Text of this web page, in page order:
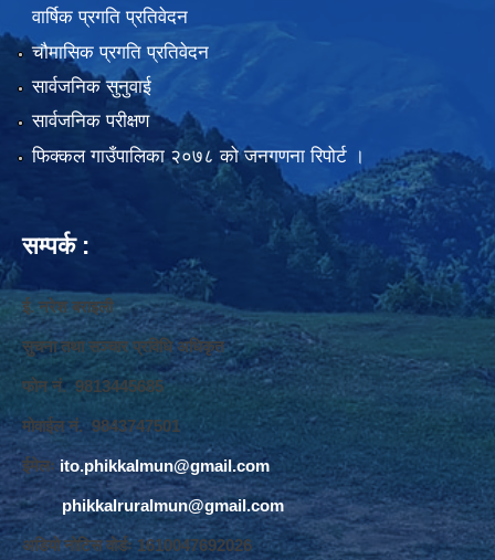
वार्षिक प्रगति प्रतिवेदन
चौमासिक प्रगति प्रतिवेदन
सार्वजनिक सुनुवाई
सार्वजनिक परीक्षण
फिक्कल गाउँपालिका २०७८ को जनगणना रिपोर्ट ।
सम्पर्क :
ई. नरेश बराइली
सुचना तथा सञ्‍चार प्रविधि अधिकृत
फोन नं. 9813445685
मोवाईल नं. 9843747501
ईमेलः ito.phikkalmun@gmail.com
phikkalruralmun@gmail.com
अडियो नोटिस वोर्डः 1610047692026